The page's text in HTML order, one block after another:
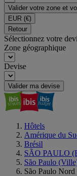
Valider votre zone et
EUR (€)
Retour
Sélectionnez votre
Zone géographique
Devise
Valider ma devise
Hôtels
Amérique du
Brésil
SÃO PAULO
São Paulo
São Paulo Nord